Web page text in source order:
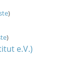
)
)
e.V.)